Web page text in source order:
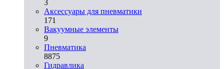
3
Аксессуары для пневматики
171
Вакуумные элементы
9
Пневматика
8875
Гидравлика